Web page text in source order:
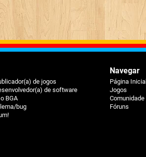
de jogos
de software
BGA
bug
Navegar
Página Inicial
Jogos
Comunidade
Fóruns